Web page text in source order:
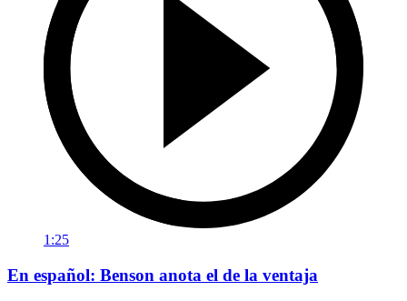
1:25
En español: Benson anota el de la ventaja